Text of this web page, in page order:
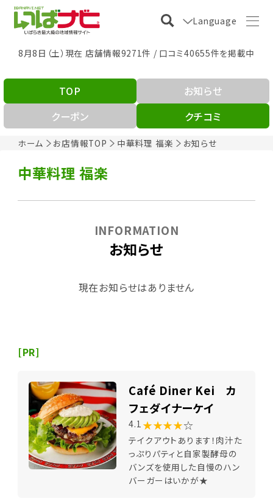
Language
8月8日（土）現在 店舗情報9271件 / 口コミ40655件を掲載中
ホーム お店情報TOP 中華料理 福楽 お知らせ
TOP
お知らせ
クーポン
クチコミ
中華料理 福楽
お知らせ
INFORMATION
現在お知らせはありません
[PR]
Café Diner Kei カ
フェダイナーケイ
4.1 ★★★★☆
テイクアウトあります！肉汁た
っぷりパティと自家製酵母の
バンズを使用した自慢のハン
バーガーはいかが★